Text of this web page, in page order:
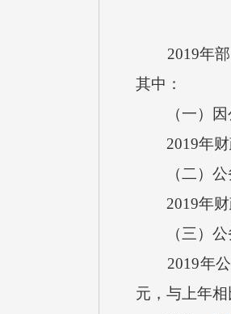
2019年部门
其中：
（一）因
2019年财
（二）公
2019年财
（三）公
2019年公
元，与上年